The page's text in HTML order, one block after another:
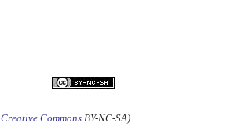
Creative CommonsBY-NC-SA)